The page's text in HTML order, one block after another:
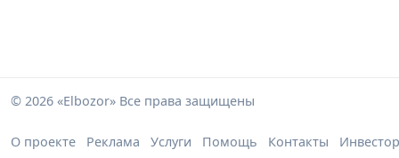
© 2026 «Elbozor» Все права защищены
О проекте Реклама Услуги Помощь Контакты